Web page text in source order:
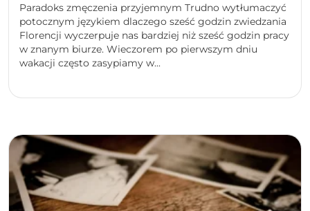
Paradoks zmęczenia przyjemnym Trudno wytłumaczyć
potocznym językiem dlaczego sześć godzin zwiedzania
Florencji wyczerpuje nas bardziej niż sześć godzin pracy
w znanym biurze. Wieczorem po pierwszym dniu
wakacji często zasypiamy w...